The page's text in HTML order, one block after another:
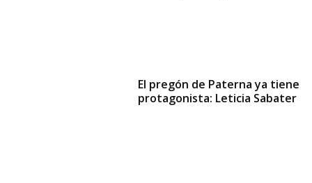
El pregón de Paterna ya tiene
protagonista: Leticia Sabater